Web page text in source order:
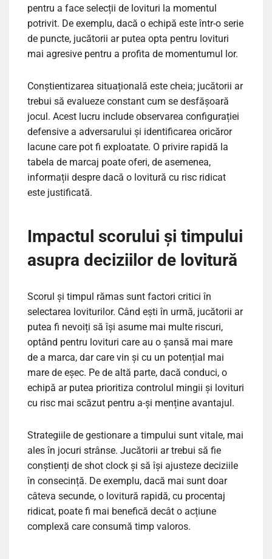
pentru a face selecții de lovituri la momentul
potrivit. De exemplu, dacă o echipă este într-o serie
de puncte, jucătorii ar putea opta pentru lovituri
mai agresive pentru a profita de momentumul lor.
Conștientizarea situațională este cheia; jucătorii ar
trebui să evalueze constant cum se desfășoară
jocul. Acest lucru include observarea configurației
defensive a adversarului și identificarea oricăror
lacune care pot fi exploatate. O privire rapidă la
tabela de marcaj poate oferi, de asemenea,
informații despre dacă o lovitură cu risc ridicat
este justificată.
Impactul scorului și timpului
asupra deciziilor de lovitură
Scorul și timpul rămas sunt factori critici în
selectarea loviturilor. Când ești în urmă, jucătorii ar
putea fi nevoiți să își asume mai multe riscuri,
optând pentru lovituri care au o șansă mai mare
de a marca, dar care vin și cu un potențial mai
mare de eșec. Pe de altă parte, dacă conduci, o
echipă ar putea prioritiza controlul mingii și lovituri
cu risc mai scăzut pentru a-și menține avantajul.
Strategiile de gestionare a timpului sunt vitale, mai
ales în jocuri strânse. Jucătorii ar trebui să fie
conștienți de shot clock și să își ajusteze deciziile
în consecință. De exemplu, dacă mai sunt doar
câteva secunde, o lovitură rapidă, cu procentaj
ridicat, poate fi mai benefică decât o acțiune
complexă care consumă timp valoros.